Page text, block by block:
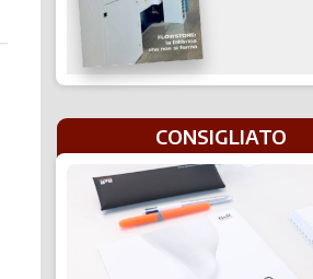
CONSIGLIATO